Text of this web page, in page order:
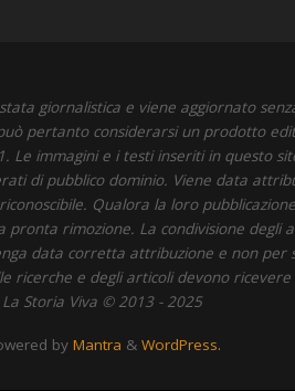
giornalistica e viene aggiornato
pertanto considerarsi un prodotto
Le immagini e i testi inseriti in questo
di pubblico dominio. Viene data
Qualora la loro
rimozione. La condivisione degli
data corretta attribuzione e non per
ricerche e degli articoli devono
Storia Viva © 2013 - 2025
by Mantra & WordPress.